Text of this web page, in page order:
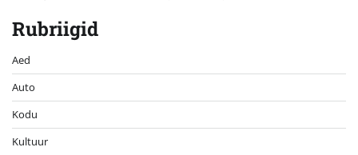
Rubriigid
Aed
Auto
Kodu
Kultuur